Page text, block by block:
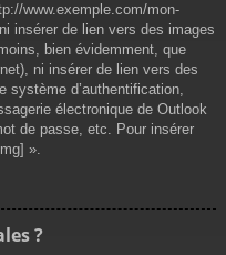
www.exemple.com/mon-
insérer de lien vers des images
bien évidemment, que
ni insérer de lien vers des
système d’authentification,
électronique de Outlook
de passe, etc. Pour insérer
».
?